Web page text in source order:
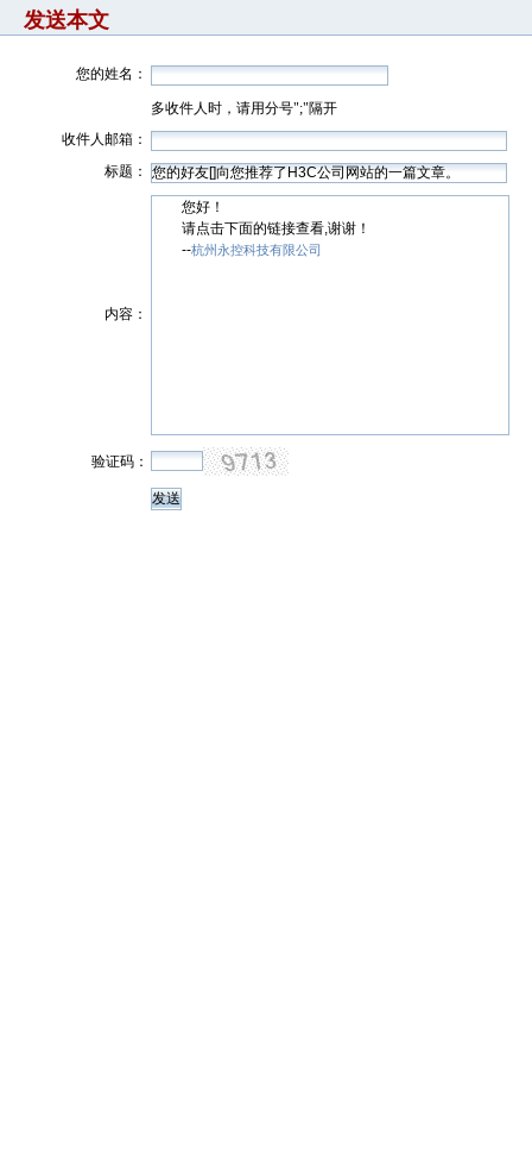
发送本文
您的姓名：
多收件人时，请用分号";"隔开
收件人邮箱：
标题：
内容：
您好！
请点击下面的链接查看,谢谢！
--杭州永控科技有限公司
验证码：